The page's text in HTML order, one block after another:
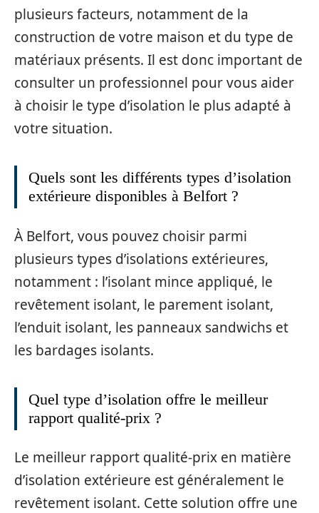
plusieurs facteurs, notamment de la
construction de votre maison et du type de
matériaux présents. Il est donc important de
consulter un professionnel pour vous aider
à choisir le type d’isolation le plus adapté à
votre situation.
Quels sont les différents types d’isolation
extérieure disponibles à Belfort ?
À Belfort, vous pouvez choisir parmi
plusieurs types d’isolations extérieures,
notamment : l’isolant mince appliqué, le
revêtement isolant, le parement isolant,
l’enduit isolant, les panneaux sandwichs et
les bardages isolants.
Quel type d’isolation offre le meilleur
rapport qualité-prix ?
Le meilleur rapport qualité-prix en matière
d’isolation extérieure est généralement le
revêtement isolant. Cette solution offre une